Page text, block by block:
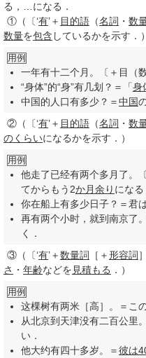
る，…になる．
① （〔‘有’＋ 目的語 （名詞 ・ 数
数量を包含 しているかを示す．）
用例
一年有十二个月。〔＋目（
“身体”的“身”有几划？＝「身
中国的人口有多少？＝中国
② （〔‘有’＋ 目的語 （名詞 ・ 数
のくらいになるかを示す．）
用例
他走了已经有两个多月了。
てからもう2か月余り になる
你在船上有多少日子？＝君
再有两个小时，就到南京了
く．
③ （〔‘有’＋数量詞 ［＋形容詞
さ ・ 年齢などを 見積もる ．）
用例
这棵树有两米［高］。＝こ
从北京到天津没有二百公里
い．
他大约有四十多岁。＝彼は